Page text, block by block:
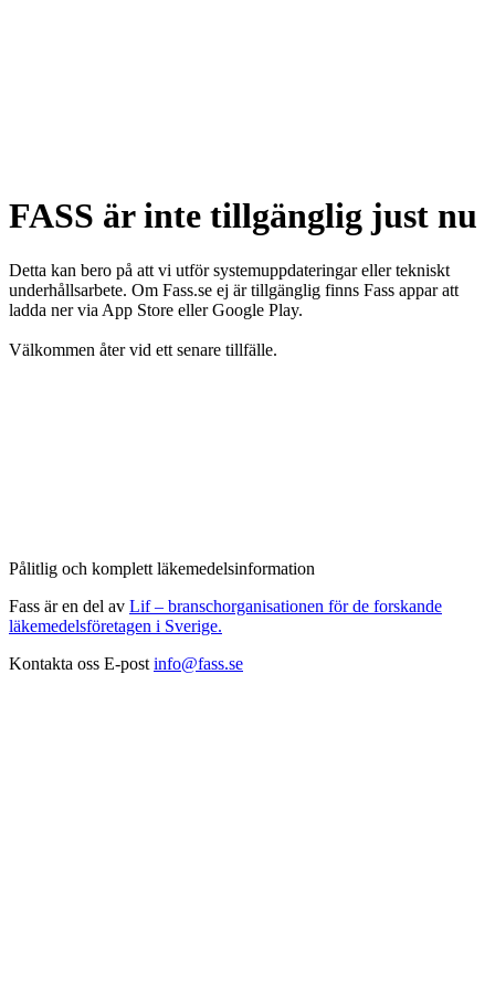
FASS är inte tillgänglig just nu
Detta kan bero på att vi utför systemuppdateringar eller tekniskt
underhållsarbete. Om Fass.se ej är tillgänglig finns Fass appar att
ladda ner via App Store eller Google Play.
Välkommen åter vid ett senare tillfälle.
Pålitlig och komplett läkemedelsinformation
Fass är en del av Lif – branschorganisationen för de forskande
läkemedelsföretagen i Sverige.
Kontakta oss E-post info@fass.se